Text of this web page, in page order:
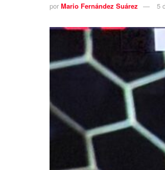
por Mario Fernández Suárez 5